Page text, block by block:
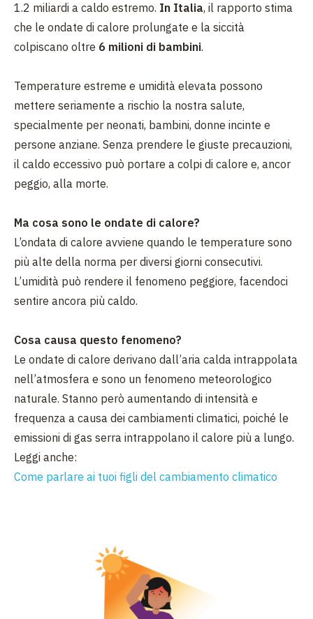
1.2 miliardi a caldo estremo. In Italia, il rapporto stima
che le ondate di calore prolungate e la siccità
colpiscano oltre 6 milioni di bambini.
Temperature estreme e umidità elevata possono
mettere seriamente a rischio la nostra salute,
specialmente per neonati, bambini, donne incinte e
persone anziane. Senza prendere le giuste precauzioni,
il caldo eccessivo può portare a colpi di calore e, ancor
peggio, alla morte.
Ma cosa sono le ondate di calore?
L’ondata di calore avviene quando le temperature sono
più alte della norma per diversi giorni consecutivi.
L’umidità può rendere il fenomeno peggiore, facendoci
sentire ancora più caldo.
Cosa causa questo fenomeno?
Le ondate di calore derivano dall’aria calda intrappolata
nell’atmosfera e sono un fenomeno meteorologico
naturale. Stanno però aumentando di intensità e
frequenza a causa dei cambiamenti climatici, poiché le
emissioni di gas serra intrappolano il calore più a lungo.
Leggi anche:
Come parlare ai tuoi figli del cambiamento climatico